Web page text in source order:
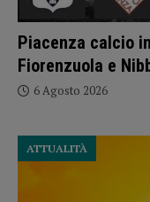
Piacenza calcio
Fiorenzuola e
6 Agosto 2026
ATTUALITÀ